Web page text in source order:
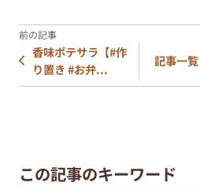
香味ポテサラ【#作
り置き #お弁...
記事一覧
この記事のキーワード